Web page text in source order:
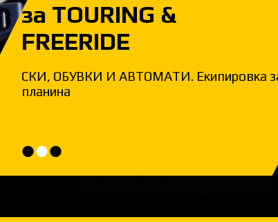
за TOURING &
FREERIDE
СКИ, ОБУВКИ И АВТОМАТИ. Екипировка
планина
•••